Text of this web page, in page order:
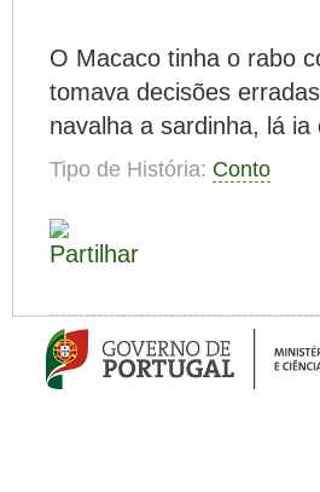
O Macaco tinha o rabo
tomava decisões
navalha a sardinha, lá
Tipo de História: Conto